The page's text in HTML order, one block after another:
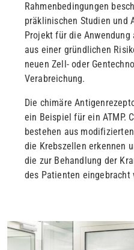
Rahmenbedingungen
präklinischen Studien und
Projekt für die
aus einer gründlichen
neuen Zell- oder
Verabreichung.
Die chimäre
ein Beispiel für ein ATMP.
bestehen aus
die Krebszellen erkennen
die zur Behandlung der
des Patienten eingebracht